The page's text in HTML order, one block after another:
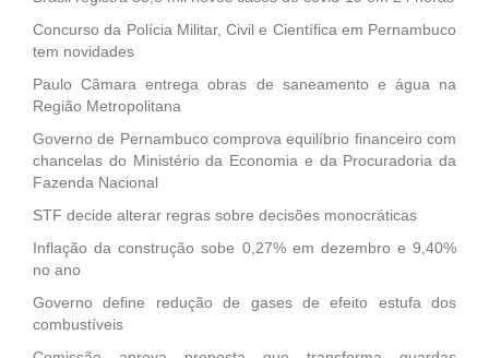
Concurso da Polícia Militar, Civil e Científica em Pernambuco
tem novidades
Paulo Câmara entrega obras de saneamento e água na
Região Metropolitana
Governo de Pernambuco comprova equilíbrio financeiro com
chancelas do Ministério da Economia e da Procuradoria da
Fazenda Nacional
STF decide alterar regras sobre decisões monocráticas
Inflação da construção sobe 0,27% em dezembro e 9,40%
no ano
Governo define redução de gases de efeito estufa dos
combustíveis